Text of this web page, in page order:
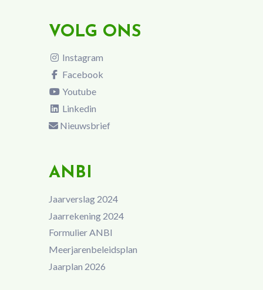
VOLG ONS
Instagram
Facebook
Youtube
Linkedin
Nieuwsbrief
ANBI
Jaarverslag 2024
Jaarrekening 2024
Formulier ANBI
Meerjarenbeleidsplan
Jaarplan 2026